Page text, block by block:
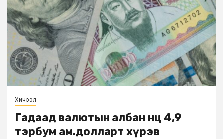
Хичээл
Гадаад валютын албан нөөц 4,9
тэрбум ам.долларт хүрэв